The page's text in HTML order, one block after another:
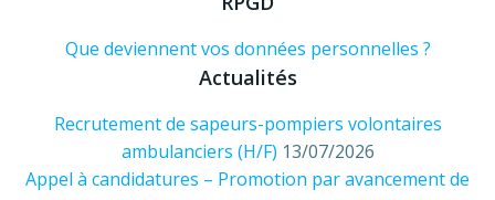
Que deviennent vos données personnelles ?
Actualités
Recrutement de sapeurs-pompiers volontaires
ambulanciers (H/F) 13/07/2026
Appel à candidatures – Promotion par avancement de